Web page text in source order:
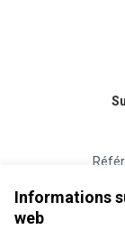
Informations
web